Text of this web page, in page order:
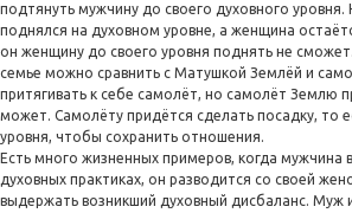
подтянуть мужчину до своего духовного
поднялся на духовном уровне, а женщина
он женщину до своего уровня поднять не
семье можно сравнить с Матушкой Землёй и
притягивать к себе самолёт, но самолёт Землю
может. Самолёту придётся сделать посадку, то
уровня, чтобы сохранить отношения.
Есть много жизненных примеров, когда мужчина
духовных практиках, он разводится со своей
выдержать возникший духовный дисбаланс. Муж